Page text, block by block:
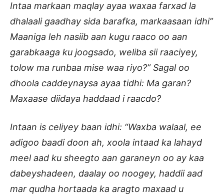
Intaa markaan maqlay ayaa waxaa farxad la
dhalaali gaadhay sida barafka, markaasaan idhi”
Maaniga leh nasiib aan kugu raaco oo aan
garabkaaga ku joogsado, weliba sii raaciyey,
tolow ma runbaa mise waa riyo?” Sagal oo
dhoola caddeynaysa ayaa tidhi: Ma garan?
Maxaase diidaya haddaad i raacdo?
Intaan is celiyey baan idhi: “Waxba walaal, ee
adigoo baadi doon ah, xoola intaad ka lahayd
meel aad ku sheegto aan garaneyn oo ay kaa
dabeyshadeen, daalay oo noogey, haddii aad
mar qudha hortaada ka aragto maxaad u